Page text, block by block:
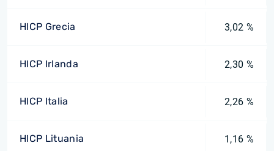
HICP Grecia 3,02 %
HICP Irlanda 2,30 %
HICP Italia 2,26 %
HICP Lituania 1,16 %